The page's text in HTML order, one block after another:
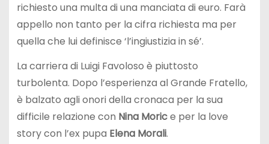
richiesto una multa di una manciata di euro. Farà
appello non tanto per la cifra richiesta ma per
quella che lui definisce ‘l’ingiustizia in sé’.
La carriera di Luigi Favoloso è piuttosto
turbolenta. Dopo l’esperienza al Grande Fratello,
è balzato agli onori della cronaca per la sua
difficile relazione con Nina Morice per la love
story con l’ex pupa Elena Morali.